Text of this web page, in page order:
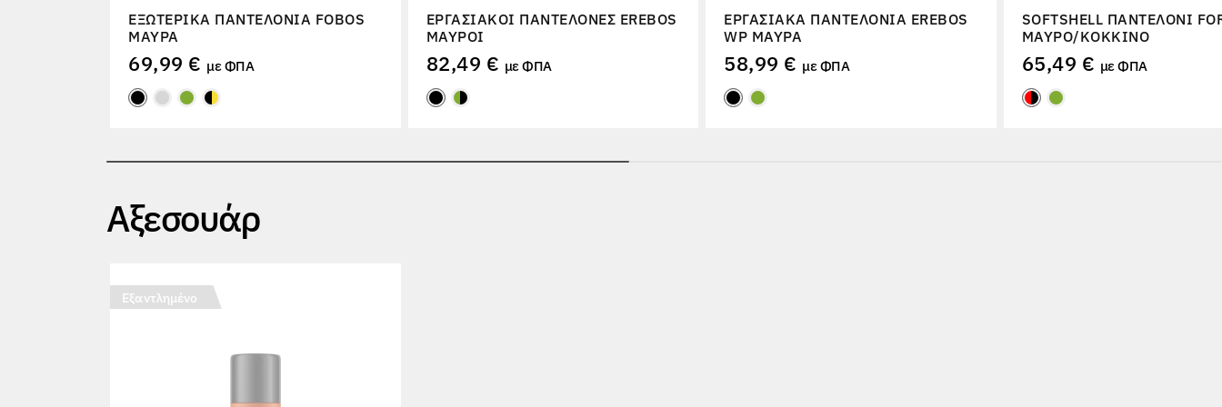
ΕΞΩΤΕΡΙΚΆ ΠΑΝΤΕΛΌΝΙΑ FOBOS
ΜΑΎΡΑ
69,99 € με ΦΠΑ
ΕΡΓΑΣΙΑΚΟΊ ΠΑΝΤΕΛΌΝΕΣ EREBOS
ΜΑΎΡΟΙ
82,49 € με ΦΠΑ
ΕΡΓΑΣΙΑΚΆ ΠΑΝΤΕΛΌΝΙΑ EREBOS
WP ΜΑΎΡΑ
58,99 € με ΦΠΑ
SOFTSHELL ΠΑΝΤΕΛΌΝΙ
ΜΑΎΡΟ/ΚΌΚΚΙΝΟ
65,49 € με ΦΠΑ
Αξεσουάρ
Εξαντλημένο